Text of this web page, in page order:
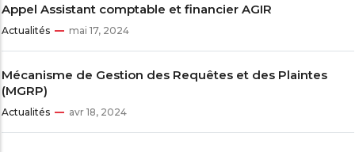
Appel Assistant comptable et financier AGIR
Actualités mai 17, 2024
Mécanisme de Gestion des Requêtes et des Plaintes
(MGRP)
Actualités avr 18, 2024